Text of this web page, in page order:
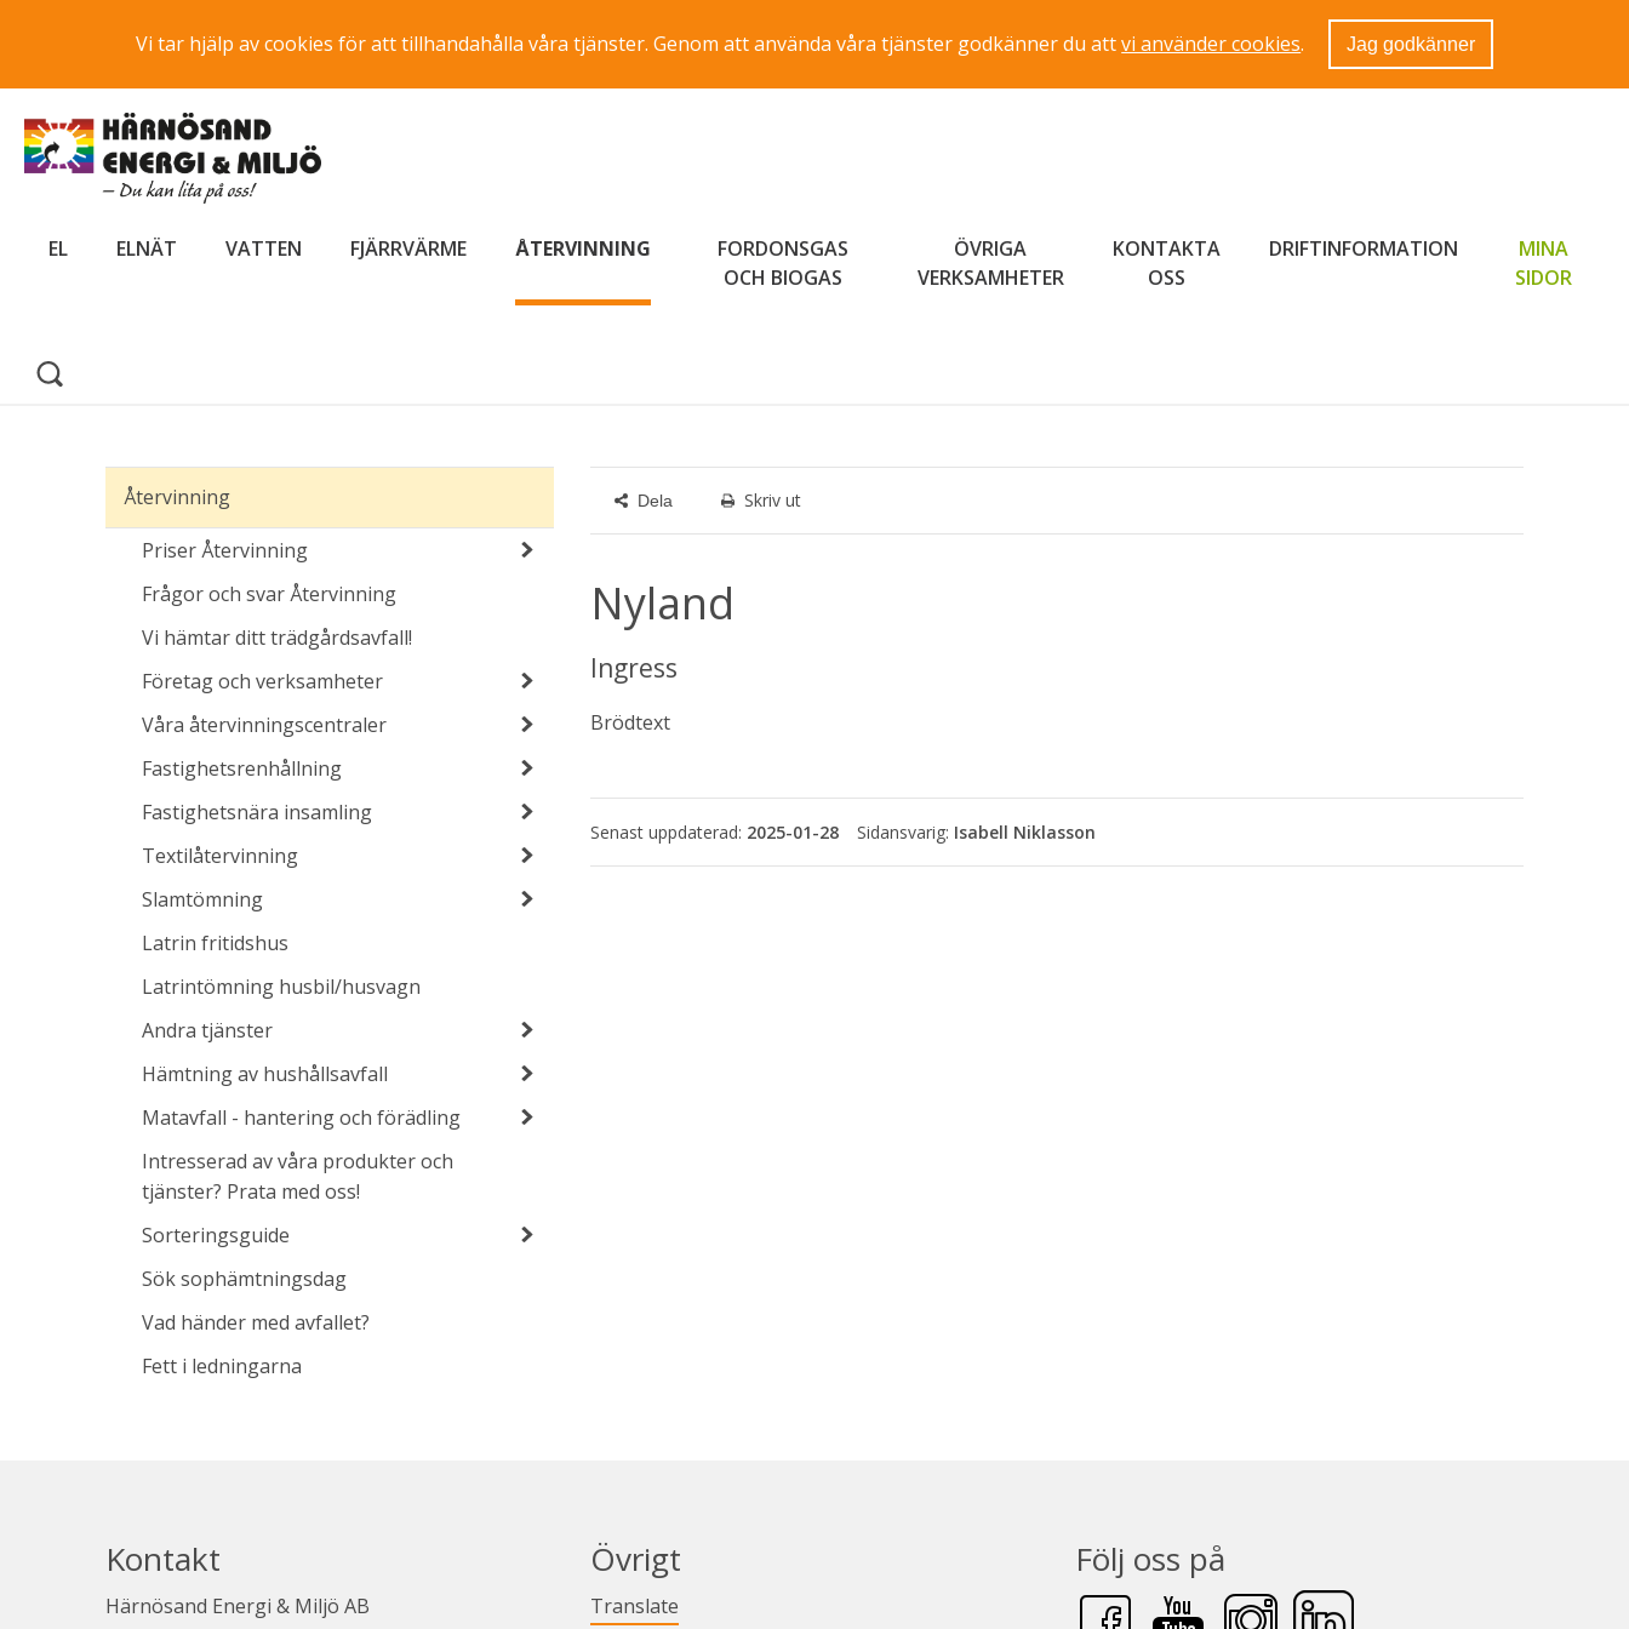
Vi tar hjälp av cookies för att tillhandahålla våra tjänster. Genom att använda våra tjänster godkänner du attvi använder cookies. Jag godkänner
EL ELNÄT VATTEN FJÄRRVÄRME ÅTERVINNING
FORDONSGAS
OCH BIOGAS
ÖVRIGA
VERKSAMHETER
KONTAKTA
OSS
DRIFTINFORMATION
MINA
SIDOR
Återvinning
Priser Återvinning
Frågor och svar Återvinning
Vi hämtar ditt trädgårdsavfall!
Företag och verksamheter
Våra återvinningscentraler
Fastighetsrenhållning
Fastighetsnära insamling
Textilåtervinning
Slamtömning
Latrin fritidshus
Latrintömning husbil/husvagn
Andra tjänster
Hämtning av hushållsavfall
Matavfall - hantering och förädling
Intresserad av våra produkter och
tjänster? Prata med oss!
Sorteringsguide
Sök sophämtningsdag
Vad händer med avfallet?
Fett i ledningarna
Dela Skriv ut
Nyland
Ingress
Brödtext
Senast uppdaterad: 2025-01-28 Isabell Niklasson
Kontakt
Härnösand Energi & Miljö AB
Övrigt
Translate
Följ oss på